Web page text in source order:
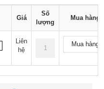
Giá
Số
lượng
Mua hàng
Liên
hệ
Mua hàng